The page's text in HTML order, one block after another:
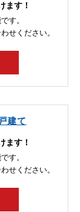
ます！
す。
せください。
建て
ます！
す。
せください。